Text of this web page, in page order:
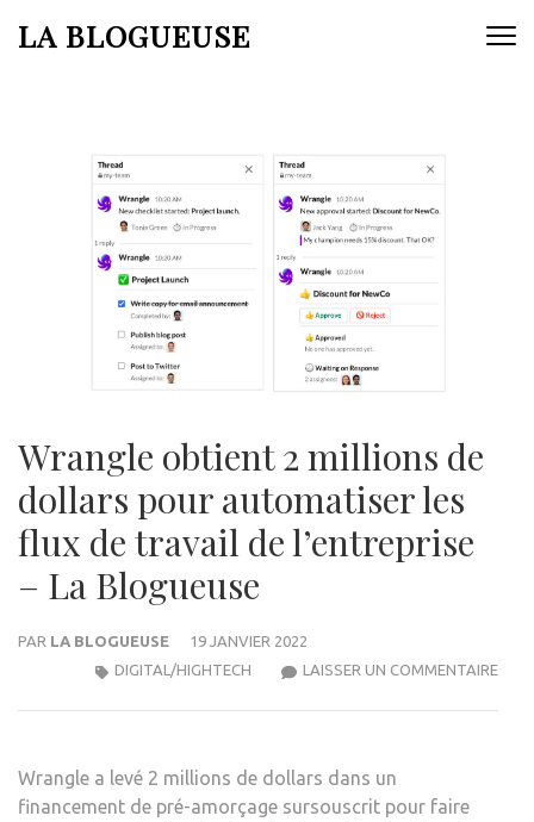
auLA BLOGUEUSE
Wrangle obtient 2 millions de
dollars pour automatiser les
flux de travail de l’entreprise
– La Blogueuse
PAR LA BLOGUEUSE
19 JANVIER 2022
LAISSER UN COMMENTAIRE
DIGITAL/HIGHTECH
Wrangle a levé 2 millions de dollars dans un
financement de pré-amorçage sursouscrit pour faire